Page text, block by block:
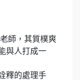
師，其質樸爽
與人打成一
釋的處理手